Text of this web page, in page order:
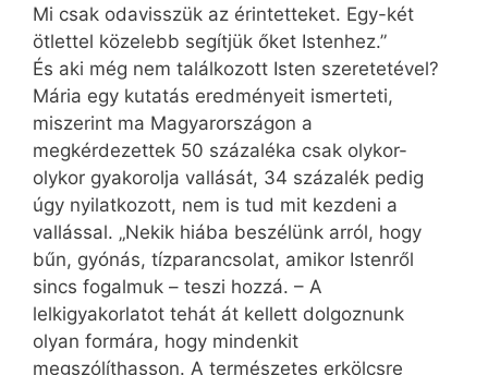
Mi csak odavisszük az érintetteket. Egy-két
ötlettel közelebb segítjük őket Istenhez.”
És aki még nem találkozott Isten szeretetével?
Mária egy kutatás eredményeit ismerteti,
miszerint ma Magyarországon a
megkérdezettek 50 százaléka csak olykor-
olykor gyakorolja vallását, 34 százalék pedig
úgy nyilatkozott, nem is tud mit kezdeni a
vallással. „Nekik hiába beszélünk arról, hogy
bűn, gyónás, tízparancsolat, amikor Istenről
sincs fogalmuk – teszi hozzá. – A
lelkigyakorlatot tehát át kellett dolgoznunk
olyan formára, hogy mindenkit
megszólíthasson. A természetes erkölcsre